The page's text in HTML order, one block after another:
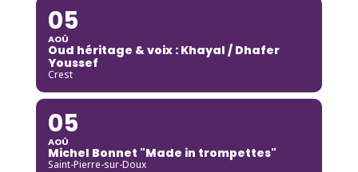
05
AOÛ
Oud héritage & voix : Khayal / Dhafer
Youssef
Crest
05
AOÛ
Michel Bonnet "Made in trompettes"
Saint-Pierre-sur-Doux